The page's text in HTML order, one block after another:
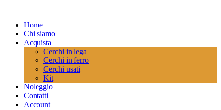
Home
Chi siamo
Acquista
Cerchi in lega
Cerchi in ferro
Cerchi usati
Kit
Noleggio
Contatti
Account